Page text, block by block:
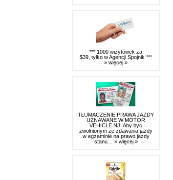
*** 1000 wizytówek za
$39, tylko w Agencji Spojnik ***
» więcej »
TŁUMACZENIE PRAWA JAZDY
UZNAWANE W MOTOR
VEHICLE NJ. Aby byc
zwolnionym ze zdawania jazdy
w egzaminie na prawo jazdy
stanu… » więcej »